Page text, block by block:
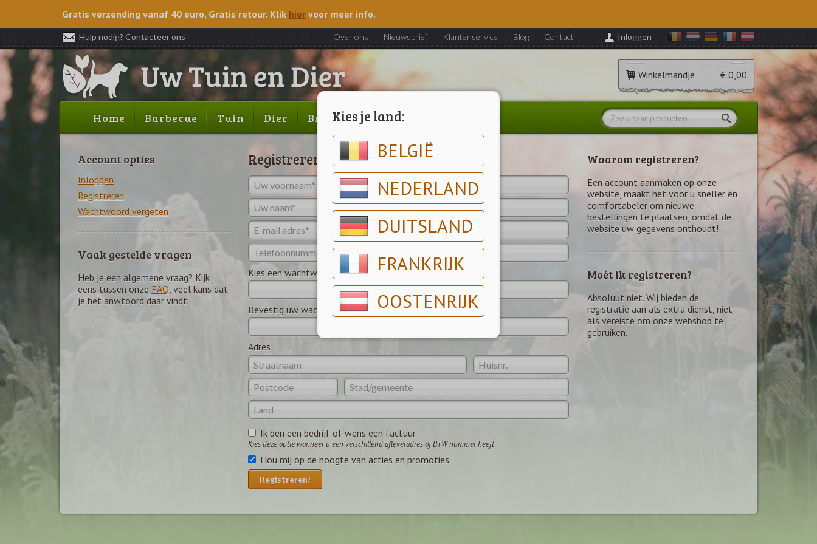
Kies je land:
BELGIË
NEDERLAND
DUITSLAND
FRANKRIJK
OOSTENRIJK
Gratis verzending vanaf 40 euro, Gratis retour. Klik hier voor meer info.
Hulp nodig? Contacteer ons Over ons Nieuwsbrief Klantenservice Blog Contact Inloggen
Winkelmandje € 0,00
Home Barbecue Tuin Dier Brood & gebak
Registreren
Kies een wachtwoord *
Bevestig uw wachtwoord*
Adres
Ik ben een bedrijf of wens een factuur
Kies deze optie wanneer u een verschillend afleveradres of BTW nummer heeft
Hou mij op de hoogte van acties en promoties.
Waarom registreren?
Een account aanmaken op onze
website, maakt het voor u sneller en
comfortabeler om nieuwe
bestellingen te plaatsen, omdat de
website uw gegevens onthoudt!
Moét ik registreren?
Absoluut niet. Wij bieden de
registratie aan als extra dienst, niet
als vereiste om onze webshop te
gebruiken.
Account opties
Inloggen
Registreren
Wachtwoord vergeten
Vaak gestelde vragen
Heb je een algemene vraag? Kijk
eens tussen onze FAQ, veel kans dat
je het anwtoord daar vindt.